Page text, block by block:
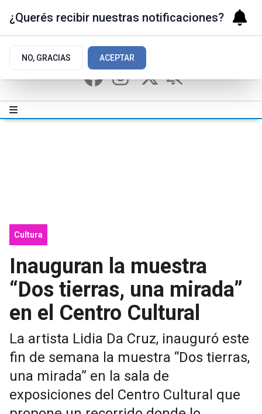
Cultura
Inauguran la muestra
“Dos tierras, una mirada”
en el Centro Cultural
La artista Lidia Da Cruz, inauguró este
fin de semana la muestra “Dos tierras,
una mirada” en la sala de
exposiciones del Centro Cultural que
¿Querés recibir nuestras notificaciones?
NO, GRACIAS ACEPTAR